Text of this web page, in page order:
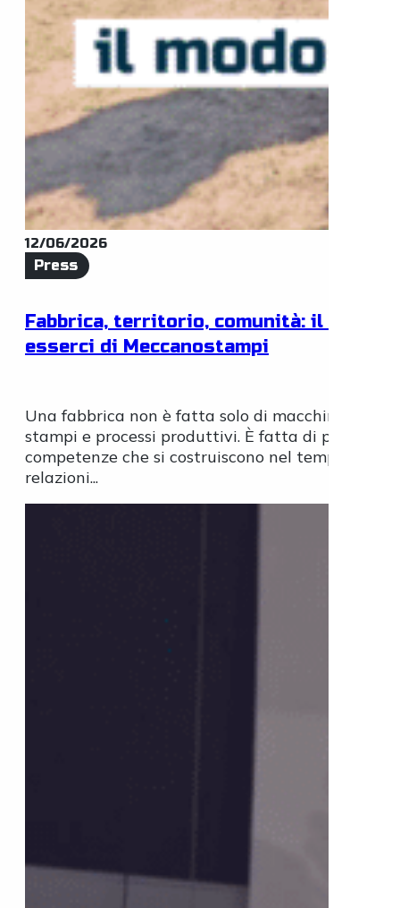
12/06/2026
Press
Fabbrica, territorio, comunità: il modo
esserci di Meccanostampi
Una fabbrica non è fatta solo di macchine,
stampi e processi produttivi. È fatta di persone.
competenze che si costruiscono nel tempo, di
relazioni...